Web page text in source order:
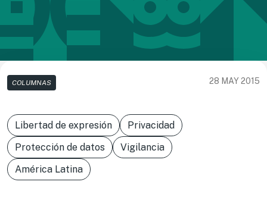
COLUMNAS 28 MAY 2015
Libertad de expresión
Privacidad
Protección de datos
Vigilancia
América Latina